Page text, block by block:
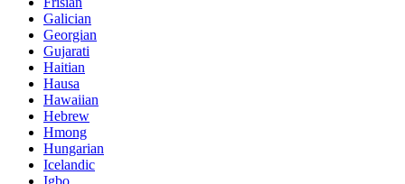
Galician
Georgian
Gujarati
Haitian
Hausa
Hawaiian
Hebrew
Hmong
Hungarian
Icelandic
Igbo